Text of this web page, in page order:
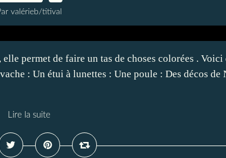
valérieb/titival
permet de faire un tas de choses colorées . Voici
: Un étui à lunettes : Une poule : Des décos de
Lire la suite